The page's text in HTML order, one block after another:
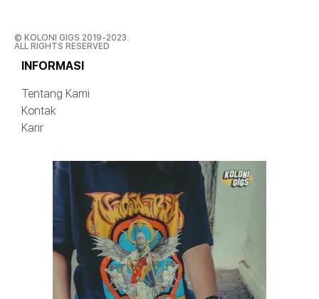
© KOLONI GIGS 2019-2023.
ALL RIGHTS RESERVED
INFORMASI
Tentang Kami
Kontak
Karir